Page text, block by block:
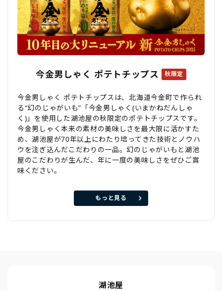
今金男しゃく ポテトチップス 秋限定
今金男しゃく ポテトチップスは、北海道今金町で作られ
る“幻のじゃがいも”「今金男しゃく(いまかねだんしゃ
く)」を使用した湖池屋の秋限定のポテトチップスです。
今金男しゃく本来の素材の美味しさを最大限に活かすた
め、湖池屋が70年以上にわたり培ってきた技術とノウハ
ウを注ぎ込んだこだわりの一品。幻のじゃがいもと湖池
屋のこだわりが生んだ、年に一度の美味しさをぜひご賞
味ください。
もっと見る
湖池屋